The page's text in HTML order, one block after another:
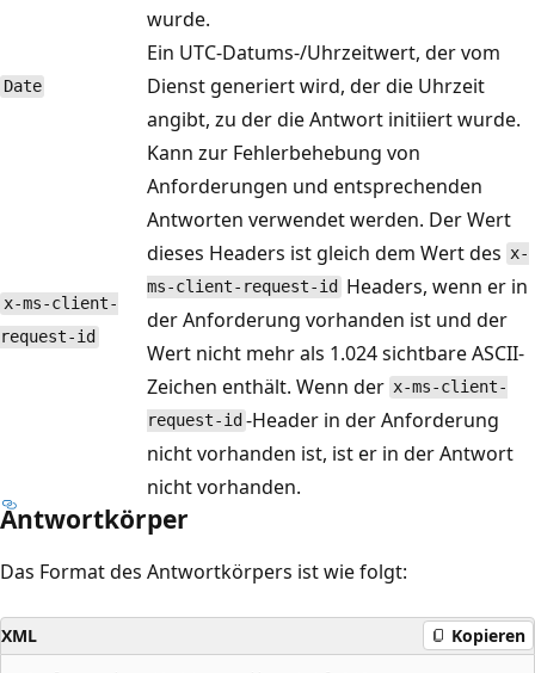
wurde.
Date
Ein UTC-Datums-/Uhrzeitwert, der vom
Dienst generiert wird, der die Uhrzeit
angibt, zu der die Antwort initiiert wurde.
x-ms-client-
request-id
Kann zur Fehlerbehebung von
Anforderungen und entsprechenden
Antworten verwendet werden. Der Wert
dieses Headers ist gleich dem Wert des x-
ms-client-request-id
Headers, wenn er in
der Anforderung vorhanden ist und der
Wert nicht mehr als 1.024 sichtbare ASCII-
Zeichen enthält. Wenn der x-ms-client-
request-id -Header in der Anforderung
nicht vorhanden ist, ist er in der Antwort
nicht vorhanden.
Antwortkörper
Das Format des Antwortkörpers ist wie folgt:
XML Kopieren